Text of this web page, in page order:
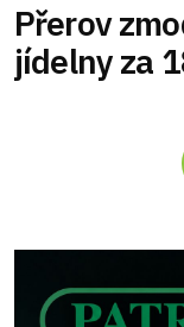
Přerov
jídelny za